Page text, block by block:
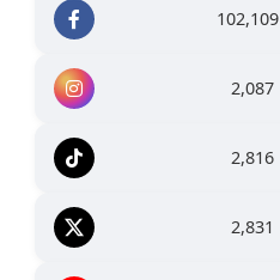
102,109
2,087
2,816
2,831